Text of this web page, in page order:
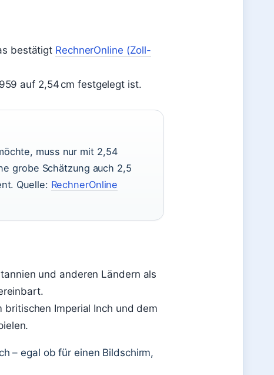
bestätigt RechnerOnline (Zoll-
auf 2,54 cm festgelegt ist.
muss nur mit 2,54
grobe Schätzung auch 2,5
Quelle: RechnerOnline
und anderen Ländern als
Imperial Inch und dem
– egal ob für einen Bildschirm,